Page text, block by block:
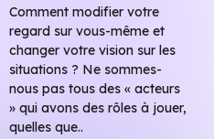
Comment modifier votre
regard sur vous-même et
changer votre vision sur les
situations ? Ne sommes-
nous pas tous des « acteurs
» qui avons des rôles à jouer,
quelles que..